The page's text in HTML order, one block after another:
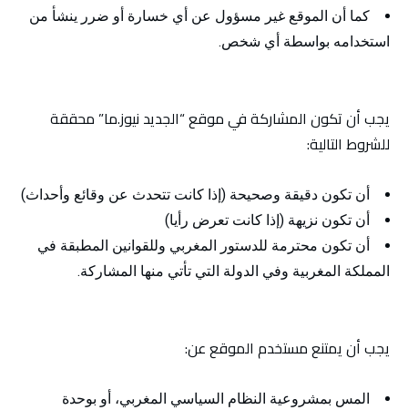
كما أن الموقع غير مسؤول عن أي خسارة أو ضرر ينشأ من
استخدامه بواسطة أي شخص.
يجب أن تكون المشاركة في موقع “الجديد نيوز.ما” محققة
للشروط التالية:
أن تكون دقيقة وصحيحة (إذا كانت تتحدث عن وقائع وأحداث)
أن تكون نزيهة (إذا كانت تعرض رأيا)
أن تكون محترمة للدستور المغربي وللقوانين المطبقة في
المملكة المغربية وفي الدولة التي تأتي منها المشاركة.
يجب أن يمتنع مستخدم الموقع عن:
المس بمشروعية النظام السياسي المغربي، أو بوحدة